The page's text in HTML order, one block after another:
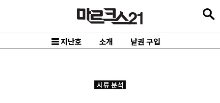
로
☰ 지난호 소개 낱권 구입
시류 분석